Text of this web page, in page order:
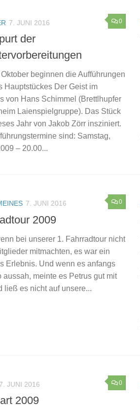
0
7. JUNI 2016
der
beginnen die Aufführungen
Hauptstückes Der Geist im
von Hans Schimmel (Brettlhupfer
Laienspielgruppe). Das Stück
Jahr von Jakob Zörr insziniert.
sind: Samstag,
– 20.00...
0
7. JUNI 2016
2009
bei unserer 1. Fahrradtour nicht
mitmachten, es war ein
Erlebnis. Und wenn es anfangs
aussah, meinte es Petrus gut mit
ließ es nicht auf unsere...
0
7. JUNI 2016
2009